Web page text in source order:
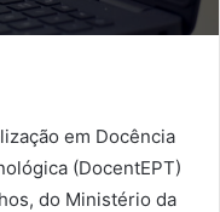
em Docência
(DocentEPT)
do Ministério da